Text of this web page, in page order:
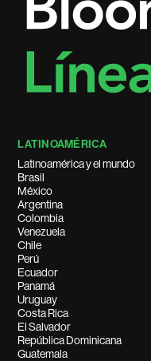
LATINOAMÉRICA
Latinoamérica y el mundo
Brasil
México
Argentina
Colombia
Venezuela
Chile
Perú
Ecuador
Panamá
Uruguay
Costa Rica
El Salvador
República Dominicana
Guatemala